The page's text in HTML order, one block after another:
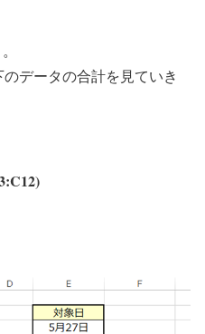
データの合計を見ていき